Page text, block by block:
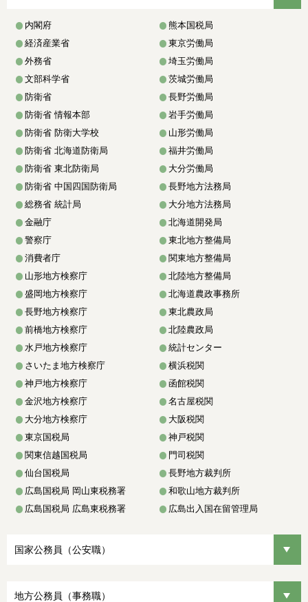
内閣府
経済産業省
外務省
文部科学省
防衛省
防衛省 情報本部
防衛省 防衛大学校
防衛省 北海道防衛局
防衛省 東北防衛局
防衛省 中国四国防衛局
総務省 統計局
金融庁
警察庁
消費者庁
山形地方検察庁
盛岡地方検察庁
長野地方検察庁
前橋地方検察庁
水戸地方検察庁
さいたま地方検察庁
神戸地方検察庁
金沢地方検察庁
大分地方検察庁
東京国税局
関東信越国税局
仙台国税局
広島国税局 岡山東税務署
広島国税局 広島東税務署
熊本国税局
東京労働局
埼玉労働局
茨城労働局
長野労働局
岩手労働局
山形労働局
福井労働局
大分労働局
長野地方法務局
大分地方法務局
北海道開発局
東北地方整備局
関東地方整備局
北陸地方整備局
北海道農政事務所
東北農政局
北陸農政局
統計センター
横浜税関
函館税関
名古屋税関
大阪税関
神戸税関
門司税関
長野地方裁判所
和歌山地方裁判所
広島出入国在留管理局
国家公務員（公安職）
地方公務員（事務職）